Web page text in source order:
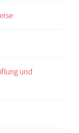
und